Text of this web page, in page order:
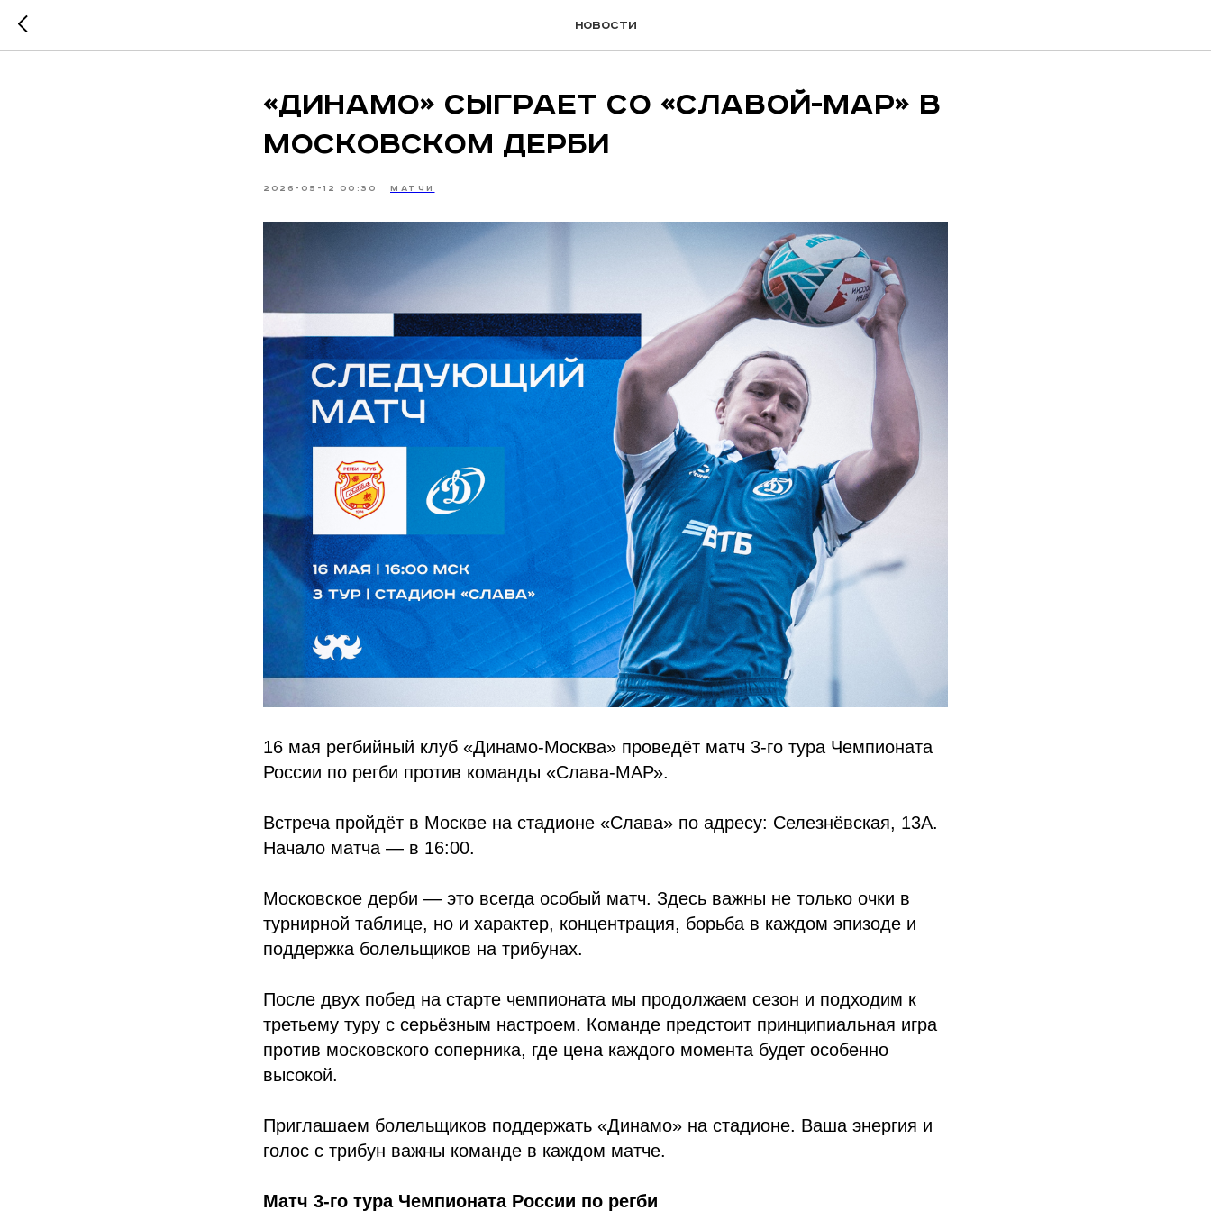
новости
«Динамо» сыграет со «Славой-МАР» в
московском дерби
2026-05-12 00:30 МАТЧИ
16 мая регбийный клуб «Динамо-Москва» проведёт матч 3-го тура Чемпионата
России по регби против команды «Слава-МАР».
Встреча пройдёт в Москве на стадионе «Слава» по адресу: Селезнёвская, 13А.
Начало матча — в 16:00.
Московское дерби — это всегда особый матч. Здесь важны не только очки в
турнирной таблице, но и характер, концентрация, борьба в каждом эпизоде и
поддержка болельщиков на трибунах.
После двух побед на старте чемпионата мы продолжаем сезон и подходим к
третьему туру с серьёзным настроем. Команде предстоит принципиальная игра
против московского соперника, где цена каждого момента будет особенно
высокой.
Приглашаем болельщиков поддержать «Динамо» на стадионе. Ваша энергия и
голос с трибун важны команде в каждом матче.
Матч 3-го тура Чемпионата России по регби